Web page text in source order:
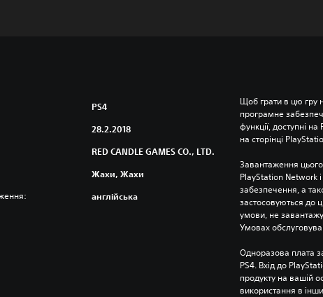
PS4
28.2.2018
RED CANDLE GAMES CO., LTD.
Жахи, Жахи
англійська
Щоб грати в цю гру
програмне
функції, доступні
на сторінці
Завантаження
PlayStation Network
забезпечення, а
застосовуються до
умови, не
Умовах
Одноразова плата
PS4. Вхід до
продукту на вашій
використання в